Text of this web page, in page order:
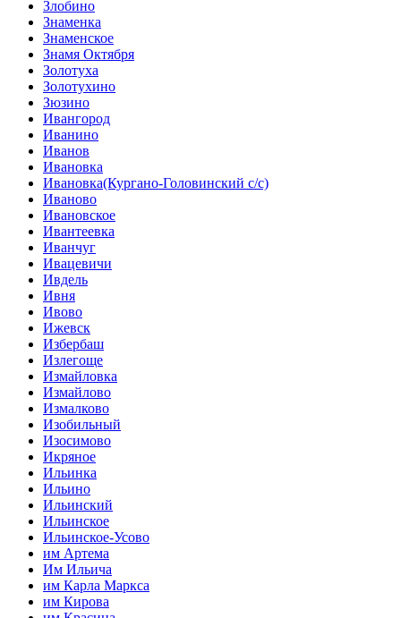
Злобино
Знаменка
Знаменское
Знамя Октября
Золотуха
Золотухино
Зюзино
Ивангород
Иванино
Иванов
Ивановка
Ивановка(Кургано-Головинский с/с)
Иваново
Ивановское
Ивантеевка
Иванчуг
Ивацевичи
Ивдель
Ивня
Ивово
Ижевск
Избербаш
Излегоще
Измайловка
Измайлово
Измалково
Изобильный
Изосимово
Икряное
Ильинка
Ильино
Ильинский
Ильинское
Ильинское-Усово
им Артема
Им Ильича
им Карла Маркса
им Кирова